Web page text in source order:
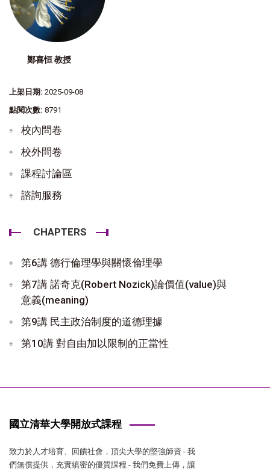
鄭喜恒 教授
上架日期: 2025-09-08
點閱次數: 8791
校內問卷
校外問卷
課程討論區
諮詢服務
CHAPTERS
第6講 德行倫理學與關懷倫理學
第7講 諾奇克(Robert Nozick)論價值(value)與
意義(meaning)
第9講 民主政治制度的道德理據
第10講 對自由加以限制的正當性
國立清華大學開放式課程
致力於人才培育、回饋社會，頂尖大學的堅強師資 - 我
們無償提供，充實縝密的優質課程 - 我們免費上傳，讓